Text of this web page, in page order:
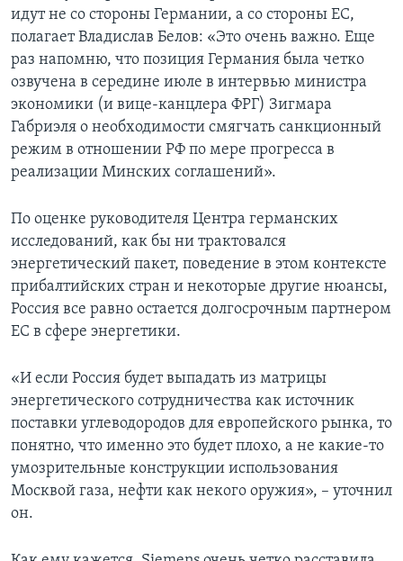
идут не со стороны Германии, а со стороны ЕС,
полагает Владислав Белов: «Это очень важно. Еще
раз напомню, что позиция Германия была четко
озвучена в середине июле в интервью министра
экономики (и вице-канцлера ФРГ) Зигмара
Габриэля о необходимости смягчать санкционный
режим в отношении РФ по мере прогресса в
реализации Минских соглашений».
По оценке руководителя Центра германских
исследований, как бы ни трактовался
энергетический пакет, поведение в этом контексте
прибалтийских стран и некоторые другие нюансы,
Россия все равно остается долгосрочным партнером
ЕС в сфере энергетики.
«И если Россия будет выпадать из матрицы
энергетического сотрудничества как источник
поставки углеводородов для европейского рынка, то
понятно, что именно это будет плохо, а не какие-то
умозрительные конструкции использования
Москвой газа, нефти как некого оружия», – уточнил
он.